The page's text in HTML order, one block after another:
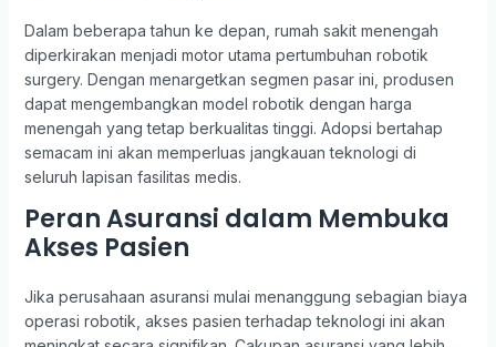
Dalam beberapa tahun ke depan, rumah sakit menengah
diperkirakan menjadi motor utama pertumbuhan robotik
surgery. Dengan menargetkan segmen pasar ini, produsen
dapat mengembangkan model robotik dengan harga
menengah yang tetap berkualitas tinggi. Adopsi bertahap
semacam ini akan memperluas jangkauan teknologi di
seluruh lapisan fasilitas medis.
Peran Asuransi dalam Membuka
Akses Pasien
Jika perusahaan asuransi mulai menanggung sebagian biaya
operasi robotik, akses pasien terhadap teknologi ini akan